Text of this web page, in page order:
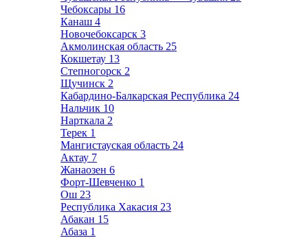
Чебоксары 16
Канаш 4
Новочебоксарск 3
Акмолинская область 25
Кокшетау 13
Степногорск 2
Щучинск 2
Кабардино-Балкарская Республика 24
Нальчик 10
Нарткала 2
Терек 1
Мангистауская область 24
Актау 7
Жанаозен 6
Форт-Шевченко 1
Ош 23
Республика Хакасия 23
Абакан 15
Абаза 1